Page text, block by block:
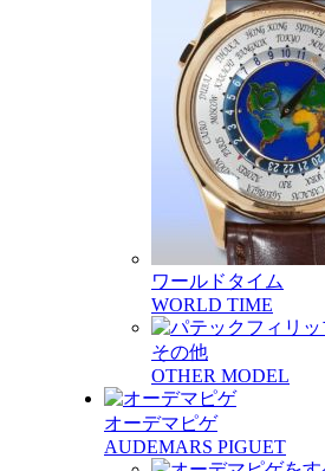
ワールドタイム
WORLD TIME
その他
OTHER MODEL
オーデマピゲ
AUDEMARS PIGUET